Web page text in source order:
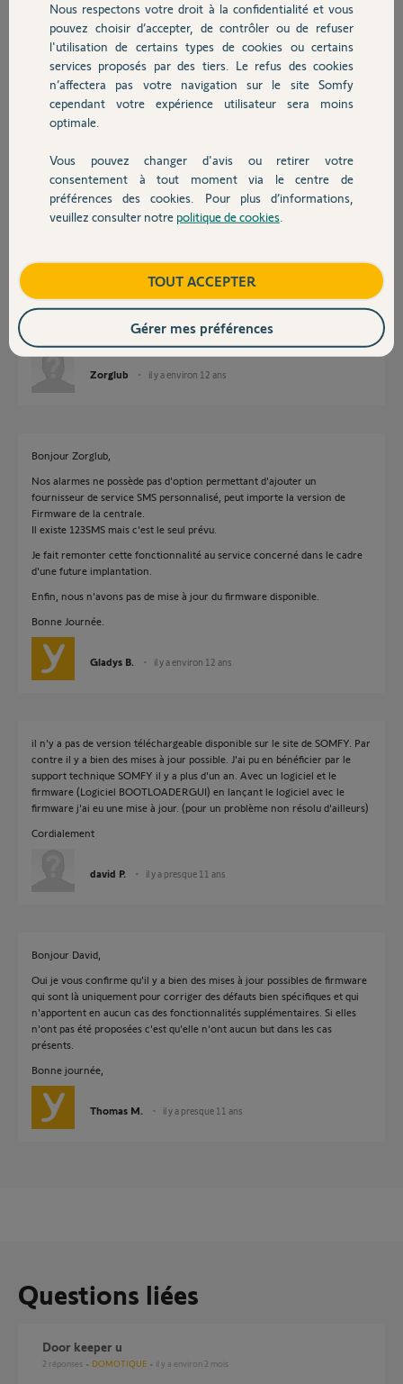
Chauffage
Autres produits
Devis avec un pro
Contact
Version du Firmware 00002627v9.5/8
Version du mapping Eeprom v1.4
D'autre part est-il possible de procéder à des mise à jours du firmware
lorsque celle-ci sont disponibles ? Si oui comment procéder ?
Merci d'avance pourvos réponses.
Zorglub
il y a environ 12 ans
Participer au fil de discussion
Réponses
Personne pour me répondre ? :-(
Zorglub il y a environ 12 ans
Bonjour Zorglub,
Nos alarmes ne possède pas d'option permettant d'ajouter un
fournisseur de service SMS personnalisé, peut importe la version de
Firmware de la centrale.
Il existe 123SMS mais c'est le seul prévu.
Je fait remonter cette fonctionnalité au service concerné dans le cadre
d'une future implantation.
Enfin, nous n'avons pas de mise à jour du firmware disponible.
Bonne Journée.
Gladys B. il y a environ 12 ans
il n'y a pas de version téléchargeable disponible sur le site de SOMFY. Par
contre il y a bien des mises à jour possible. J'ai pu en bénéficier par le
support technique SOMFY il y a plus d'un an. Avec un logiciel et le
firmware (Logiciel BOOTLOADERGUI) en lançant le logiciel avec le
firmware j'ai eu une mise à jour. (pour un problème non résolu d'ailleurs)
Cordialement
david P. il y a presque 11 ans
Bonjour David,
Oui je vous confirme qu'il y a bien des mises à jour possibles de firmware
qui sont là uniquement pour corriger des défauts bien spécifiques et qui
n'apportent en aucun cas des fonctionnalités supplémentaires. Si elles
n'ont pas été proposées c'est qu'elle n'ont aucun but dans les cas
présents.
Bonne journée,
Thomas M. il y a presque 11 ans
Questions liées
Door keeper u
2 réponses DOMOTIQUE il y a environ 2 mois
Nous respectons votre droit à la confidentialité et vous
pouvez choisir d’accepter, de contrôler ou de refuser
l'utilisation de certains types de cookies ou certains
services proposés par des tiers. Le refus des cookies
n’affectera pas votre navigation sur le site Somfy
cependant votre expérience utilisateur sera moins
optimale.
Vous pouvez changer d'avis ou retirer votre
consentement à tout moment via le centre de
préférences des cookies. Pour plus d’informations,
veuillez consulter notre politique de cookies
TOUT ACCEPTER
Gérer mes préférences